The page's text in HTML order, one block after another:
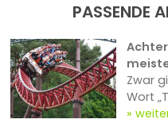
PASSENDE
Zwar
Wort